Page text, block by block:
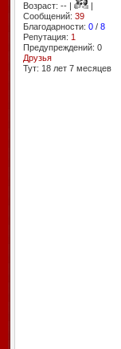
Возраст: -- |
|
Сообщений: 39
Благодарности: 0/ 8
Репутация: 1
Предупреждений: 0
Друзья
Тут: 18 лет 7 месяцев